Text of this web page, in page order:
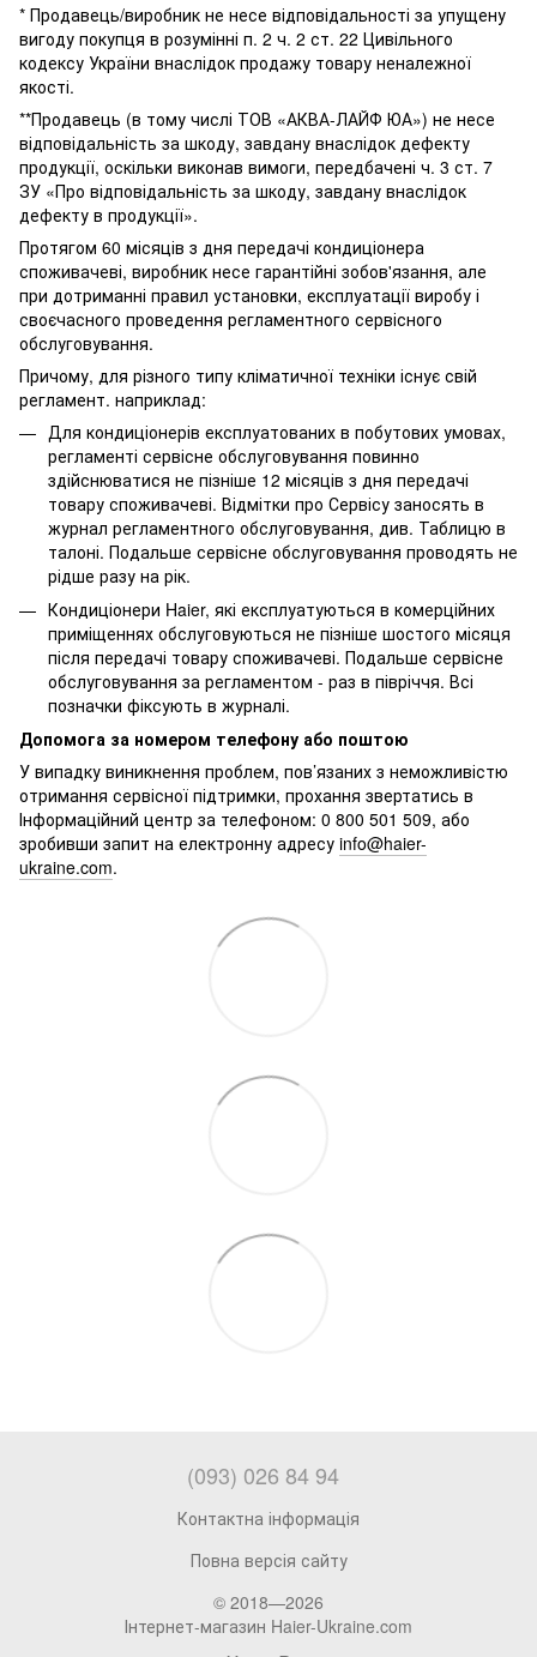
* Продавець/виробник не несе відповідальності за упущену
вигоду покупця в розумінні п. 2 ч. 2 ст. 22 Цивільного
кодексу України внаслідок продажу товару неналежної
якості.
**Продавець (в тому числі ТОВ «АКВА-ЛАЙФ ЮА») не несе
відповідальність за шкоду, завдану внаслідок дефекту
продукції, оскільки виконав вимоги, передбачені ч. 3 ст. 7
ЗУ «Про відповідальність за шкоду, завдану внаслідок
дефекту в продукції».
Протягом 60 місяців з дня передачі кондиціонера
споживачеві, виробник несе гарантійні зобов'язання, але
при дотриманні правил установки, експлуатації виробу і
своєчасного проведення регламентного сервісного
обслуговування.
Причому, для різного типу кліматичної техніки існує свій
регламент. наприклад:
Для кондиціонерів експлуатованих в побутових умовах,
регламенті сервісне обслуговування повинно
здійснюватися не пізніше 12 місяців з дня передачі
товару споживачеві. Відмітки про Сервісу заносять в
журнал регламентного обслуговування, див. Таблицю в
талоні. Подальше сервісне обслуговування проводять не
рідше разу на рік.
Кондиціонери Haier, які експлуатуються в комерційних
приміщеннях обслуговуються не пізніше шостого місяця
після передачі товару споживачеві. Подальше сервісне
обслуговування за регламентом - раз в півріччя. Всі
позначки фіксують в журналі.
Допомога за номером телефону або поштою
У випадку виникнення проблем, пов’язаних з неможливістю
отримання сервісної підтримки, прохання звертатись в
Інформаційний центр за телефоном: 0 800 501 509, або
зробивши запит на електронну адресу info@haier-
ukraine.com.
(093) 026 84 94
Контактна інформація
Повна версія сайту
© 2018—2026
Інтернет-магазин Haier-Ukraine.com